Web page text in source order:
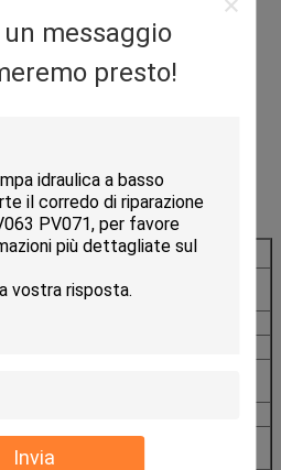
messaggio
presto!
Invia
preventiva e
progetti per escavatori retro in
e flotte a noleggio.
per imballaggio per
disponibile